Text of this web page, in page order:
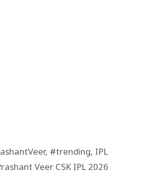
, #trending, IPL
Veer CSK IPL 2026